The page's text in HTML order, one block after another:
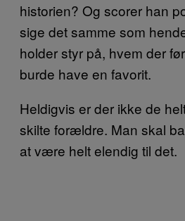
historien? Og scorer han
sige det samme som
holder styr på, hvem der
burde have en favorit.
Heldigvis er der ikke de
skilte forældre. Man skal
at være helt elendig til det.